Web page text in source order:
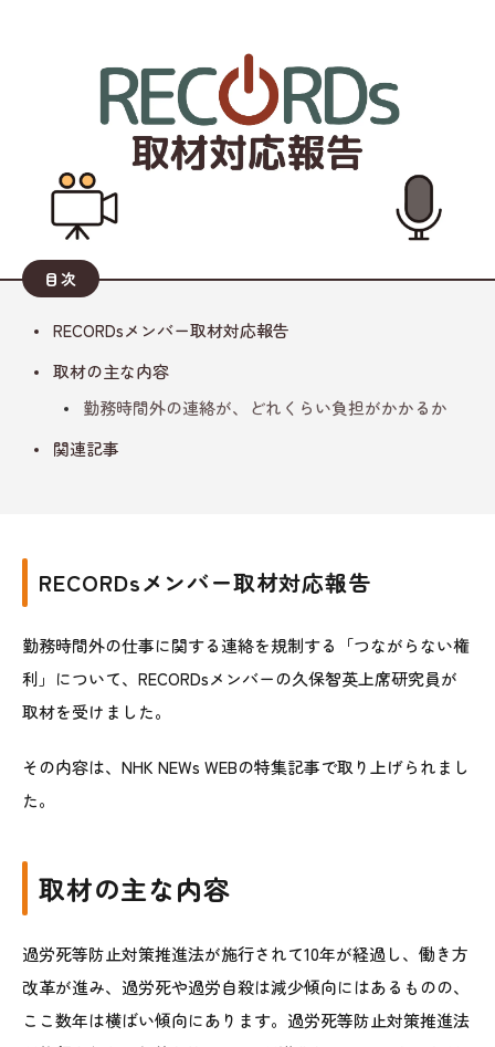
目次
RECORDsメンバー取材対応報告
取材の主な内容
勤務時間外の連絡が、どれくらい負担がかかるか
関連記事
RECORDsメンバー取材対応報告
勤務時間外の仕事に関する連絡を規制する「つながらない権
利」について、RECORDsメンバーの久保智英上席研究員が
取材を受けました。
その内容は、NHK NEWs WEBの特集記事で取り上げられまし
た。
取材の主な内容
過労死等防止対策推進法が施行されて10年が経過し、働き方
改革が進み、過労死や過労自殺は減少傾向にはあるものの、
ここ数年は横ばい傾向にあります。 過労死等防止対策推進法